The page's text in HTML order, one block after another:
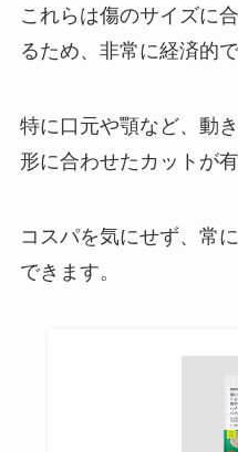
これらは傷のサイズに
るため、非常に経済的で
特に口元や顎など、動
形に合わせたカットが有
コスパを気にせず、常
できます。